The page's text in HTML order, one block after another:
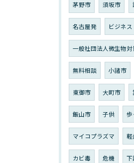
茅野市 須坂市
名古屋発 ビジネス
一般社団法人微生物対
無料相談 小諸市
東御市 大町市
飯山市 子供 歩
マイコプラズマ 軽
カビ毒 危機 下